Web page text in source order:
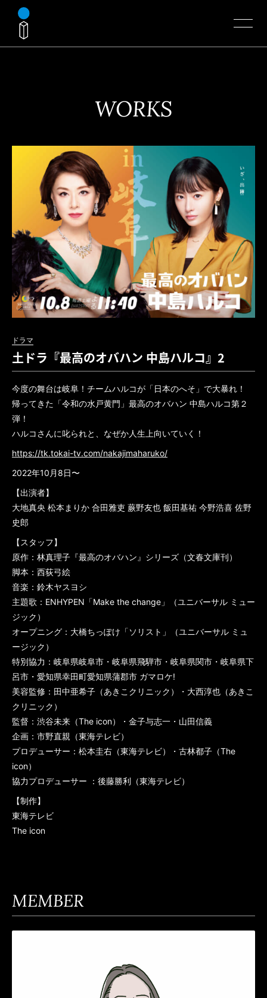
WORKS
ドラマ
土ドラ『最高のオバハン 中島ハルコ』2
今度の舞台は岐阜！チームハルコが「日本のへそ」で大暴れ！
帰ってきた「令和の水戸黄門」最高のオバハン 中島ハルコ第２
弾！
ハルコさんに叱られと、なぜか人生上向いていく！
https://tk.tokai-tv.com/nakajimaharuko/
2022年10月8日〜
【出演者】
大地真央 松本まりか 合田雅吏 蕨野友也 飯田基祐 今野浩喜 佐野
史郎
【スタッフ】
原作：林真理子『最高のオバハン』シリーズ（文春文庫刊）
脚本：西荻弓絵
音楽：鈴木ヤスヨシ
主題歌：ENHYPEN「Make the change」（ユニバーサル ミュー
ジック）
オープニング：大橋ちっぽけ「ソリスト」（ユニバーサル ミュ
ージック）
特別協力：岐阜県岐阜市・岐阜県飛騨市・岐阜県関市・岐阜県下
呂市・愛知県幸田町愛知県蒲郡市 ガマロケ!
美容監修：田中亜希子（あきこクリニック）・大西淳也（あきこ
クリニック）
監督：渋谷未来（The icon）・金子与志一・山田信義
企画：市野直親（東海テレビ）
プロデューサー：松本圭右（東海テレビ）・古林都子（The
icon）
協力プロデューサー ：後藤勝利（東海テレビ）
【制作】
東海テレビ
The icon
MEMBER